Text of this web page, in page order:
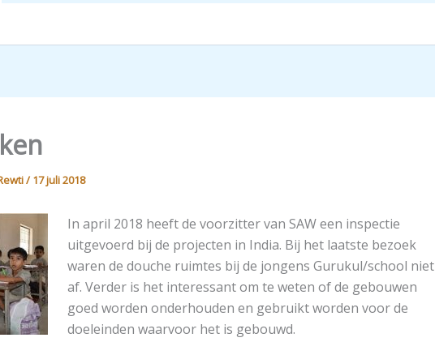
/ 17 juli 2018
In april 2018 heeft de voorzitter van SAW een inspectie
uitgevoerd bij de projecten in India. Bij het laatste bezoek
waren de douche ruimtes bij de jongens Gurukul/school niet
af. Verder is het interessant om te weten of de gebouwen
goed worden onderhouden en gebruikt worden voor de
doeleinden waarvoor het is gebouwd.